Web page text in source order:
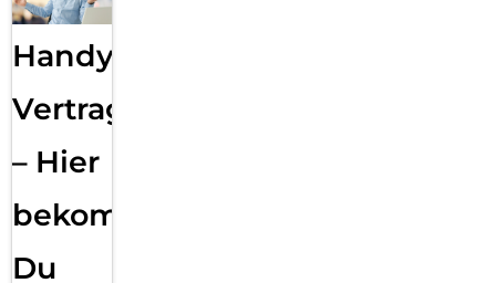
Handy
Vertragsabwicklung
– Hier
bekommst
Du